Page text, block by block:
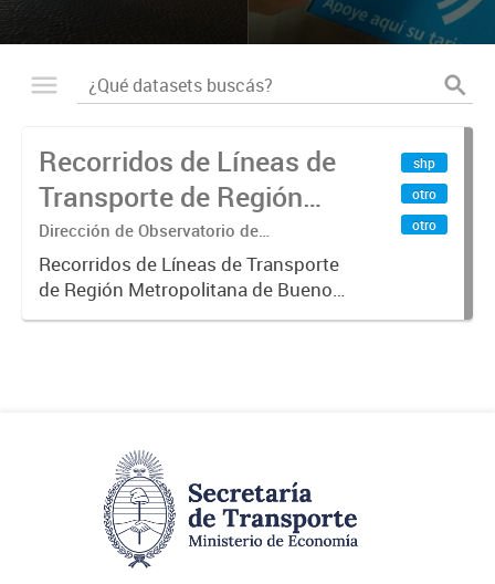
Recorridos de Líneas de
Transporte de Región
Metropolitana de
Buenos Aires (RMBA)
Dirección de Observatorio de
Transporte, Estudio y Sistemas
Recorridos de Líneas de Transporte
de Región Metropolitana de Buenos
Aires (RMBA).-
shp
otro
otro